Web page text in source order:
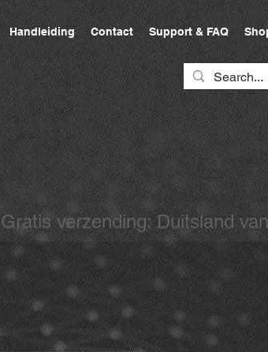
Gratis verzending: Duitsland
Handleiding Contact Support & FAQ